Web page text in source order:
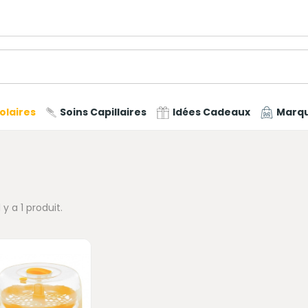
Soins Capillaires Idées Cadeaux
y a 1 produit.